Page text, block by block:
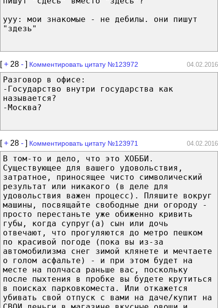
yyy: мои знакомые - не дебилы. они пишут
"здезь"
[+ 28 - ] Комментировать цитату №123972 04.02.2016
Разговор в офисе:
-Государство внутри государства как
называется?
-Москва?
[+ 28 - ] Комментировать цитату №123971 04.02.2016
В том-то и дело, что это ХОББИ.
Существующее для вашего удовольствия,
затратное, приносящее чисто символический
результат или никакого (в деле для
удовольствия важен процесс). Пляшите вокруг
машины, посвящайте свободные дни огороду -
просто перестаньте уже обиженно кривить
губы, когда супруг(а) сын или дочь
отвечают, что прогуляются до метро пешком
по красивой погоде (пока вы из-за
автомобилизма снег зимой клянете и мечтаете
о голом асфальте) - и при этом будет на
месте на полчаса раньше вас, поскольку
после пыхтения в пробке вы будете крутиться
в поисках парковкоместа. Или откажется
убивать свой отпуск с вами на даче/купит на